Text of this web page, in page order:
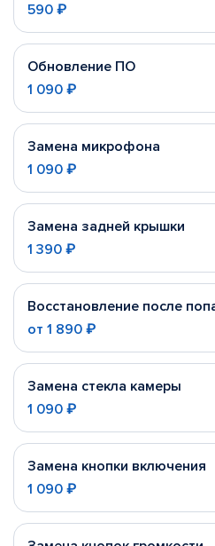
590 ₽
Обновление ПО
1 090 ₽
Замена микрофона
1 090 ₽
Замена задней крышки
1 390 ₽
Восстановление после
от 1 890 ₽
Замена стекла камеры
1 090 ₽
Замена кнопки включения
1 090 ₽